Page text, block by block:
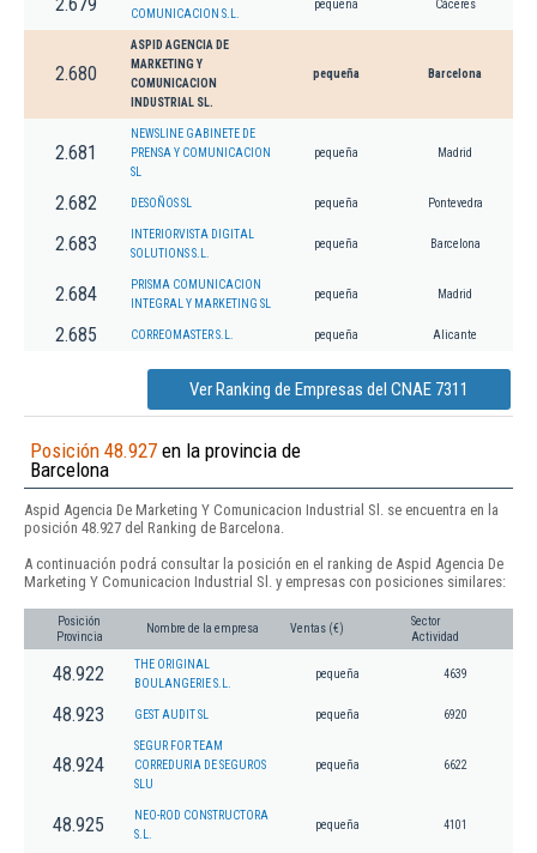
COMUNICACION S.L.
pequeña Cáceres
2.680
ASPID AGENCIA DE
MARKETING Y
COMUNICACION
INDUSTRIAL SL.
pequeña Barcelona
2.681
NEWSLINE GABINETE DE
PRENSA Y COMUNICACION
SL
pequeña Madrid
2.682 DESOÑOS SL pequeña Pontevedra
2.683
INTERIORVISTA DIGITAL
SOLUTIONS S.L.
pequeña Barcelona
2.684
PRISMA COMUNICACION
INTEGRAL Y MARKETING SL
pequeña Madrid
2.685 CORREOMASTER S.L. pequeña Alicante
Ver Ranking de Empresas del CNAE 7311
Posición 48.927 en la provincia de
Barcelona
Aspid Agencia De Marketing Y Comunicacion Industrial Sl. se encuentra en la
posición 48.927 del Ranking de Barcelona.
A continuación podrá consultar la posición en el ranking de Aspid Agencia De
Marketing Y Comunicacion Industrial Sl. y empresas con posiciones similares:
Posición
Provincia
Nombre de la empresa Ventas (€)
Sector
Actividad
48.922
THE ORIGINAL
BOULANGERIE S.L.
pequeña 4639
48.923 GEST AUDIT SL pequeña 6920
48.924
SEGUR FOR TEAM
CORREDURIA DE SEGUROS
SLU
pequeña 6622
48.925
NEO-ROD CONSTRUCTORA
S.L.
pequeña 4101